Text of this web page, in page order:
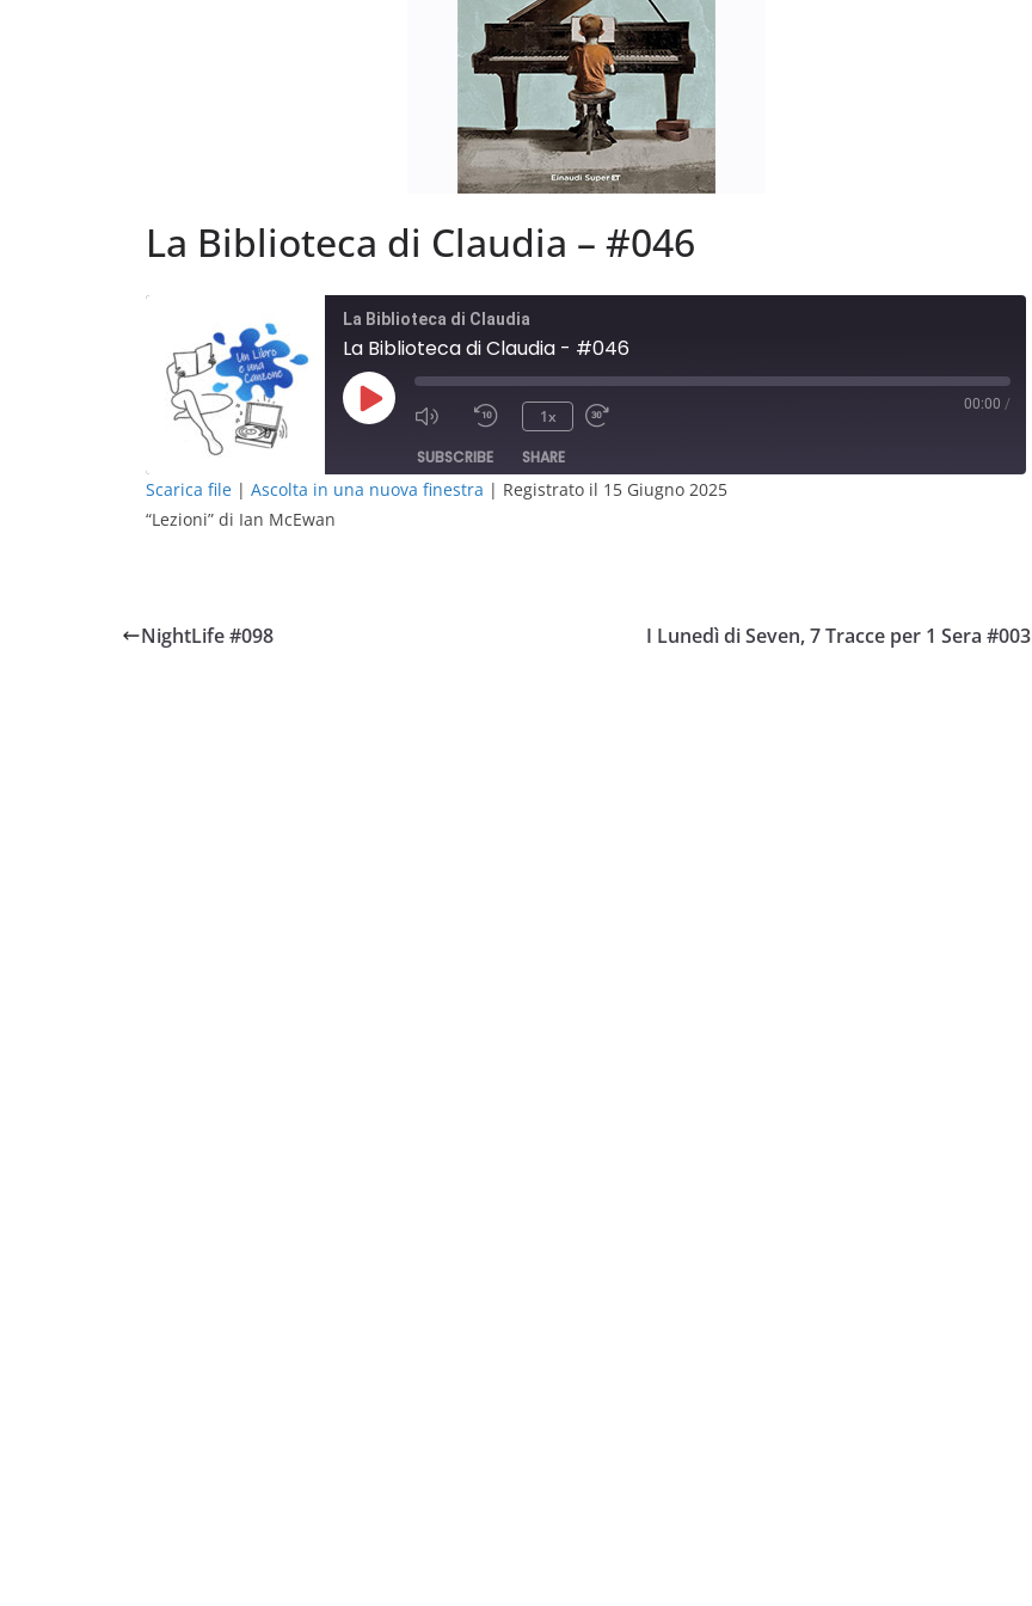
La Biblioteca di Claudia – #046
La Biblioteca di Claudia
La Biblioteca di Claudia - #046
Play
Episode
1x
00:00 /
SUBSCRIBE SHARE
SHARE
EMBED
Scarica file | Ascolta in una nuova finestra | Registrato il 15 Giugno 2025
“Lezioni” di Ian McEwan
NightLife #098 I Lunedì di Seven, 7 Tracce per 1 Sera #003